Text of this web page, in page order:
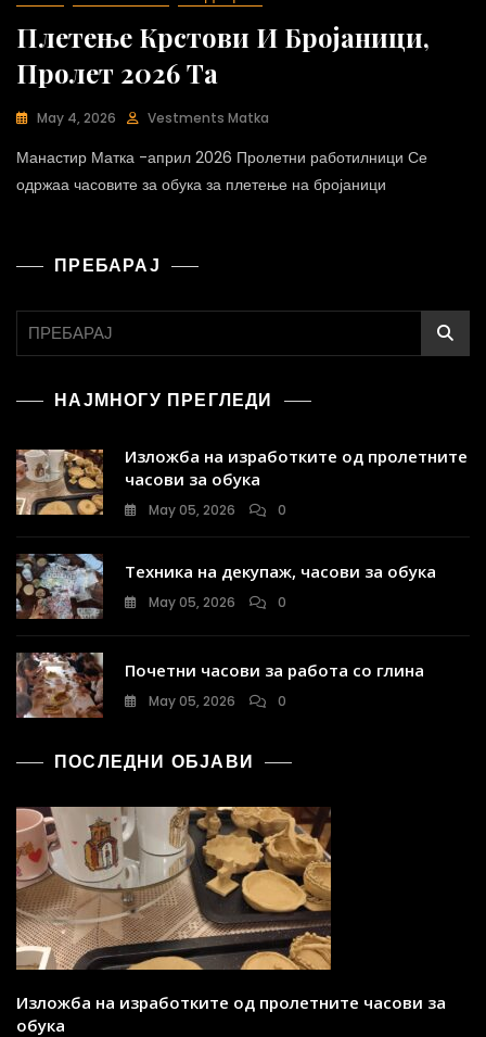
Плетење Крстови И Бројаници,
Пролет 2026 Та
May 4, 2026 Vestments Matka
Манастир Матка -април 2026 Пролетни работилници Се
одржаа часовите за обука за плетење на бројаници
ПРЕБАРАЈ
НАЈМНОГУ ПРЕГЛЕДИ
Изложба на изработките од пролетните
часови за обука
May 05, 2026 0
Техника на декупаж, часови за обука
May 05, 2026 0
Почетни часови за работа со глина
May 05, 2026 0
ПОСЛЕДНИ ОБЈАВИ
Изложба на изработките од пролетните часови за
обука